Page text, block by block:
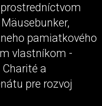
pamiatkového
vlastníkom -
a
pre rozvoj